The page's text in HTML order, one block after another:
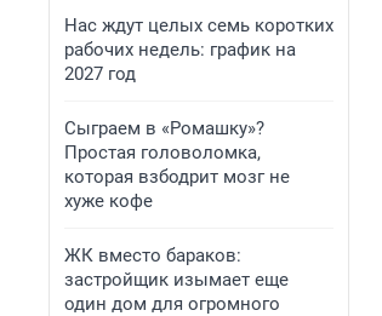
Нас ждут целых семь коротких
рабочих недель: график на
2027 год
Сыграем в «Ромашку»?
Простая головоломка,
которая взбодрит мозг не
хуже кофе
ЖК вместо бараков:
застройщик изымает еще
один дом для огромного